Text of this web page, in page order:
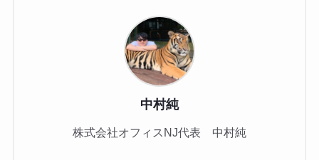
中村純
株式会社オフィスNJ代表 中村純